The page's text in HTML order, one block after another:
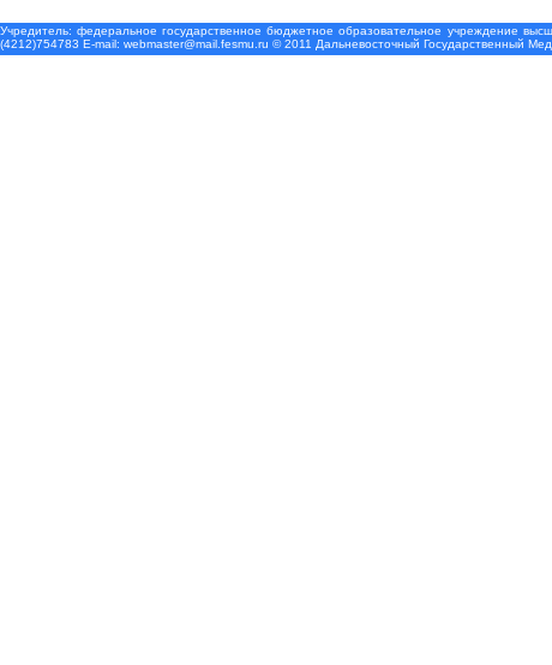
Учредитель: федеральное государственное бюджетное образовательное учреждение
(4212)754783 Е-mail: webmaster@mail.fesmu.ru © 2011 Дальневосточный Государственный